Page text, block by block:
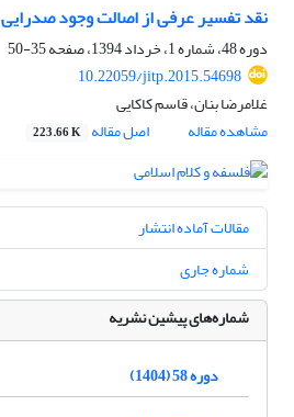
نقد تفسیر عرفی از اصالت وجود صدرایی
دوره 48، شماره 1، خرداد 1394، صفحه
35-50
10.22059/jitp.2015.54698
غلامرضا بنان، قاسم کاکایی
مشاهده مقاله
اصل مقاله 223.66 K
مقالات آماده انتشار
شماره جاری
شماره‌های پیشین نشریه
دوره 58 (1404)